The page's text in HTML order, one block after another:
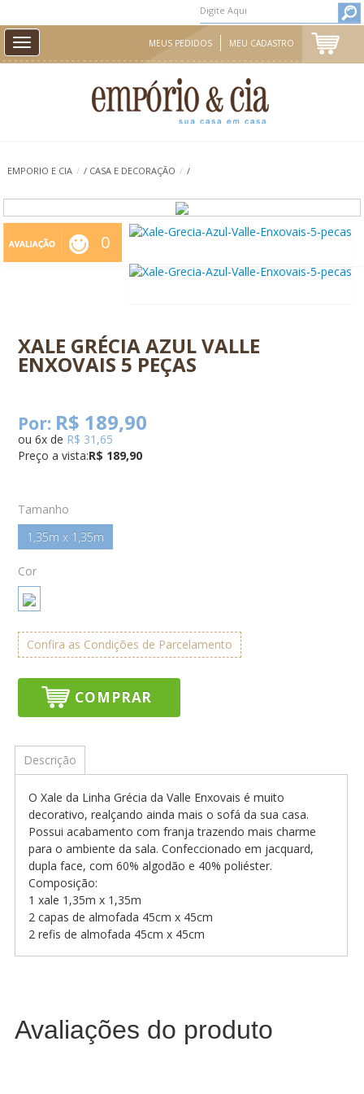
MEUS PEDIDOS MEU CADASTRO
Toggle
navigation
CASA E DECORAÇÃO
AROMAS DE AMBIENTE
PROMOÇÃO
EMPORIO E CIA / / CASA E DECORAÇÃO / /
0
XALE GRÉCIA AZUL VALLE
ENXOVAIS 5 PEÇAS
Por: R$ 189,90
ou6x de R$ 31,65
Preço a vista:R$ 189,90
Tamanho
1,35m x 1,35m
Cor
Confira as Condições de Parcelamento
COMPRAR
Descrição
O Xale da Linha Grécia da Valle Enxovais é muito
decorativo, realçando ainda mais o sofá da sua casa.
Possui acabamento com franja trazendo mais charme
para o ambiente da sala. Confeccionado em jacquard,
dupla face, com 60% algodão e 40% poliéster.
Composição:
1 xale 1,35m x 1,35m
2 capas de almofada 45cm x 45cm
2 refis de almofada 45cm x 45cm
Avaliações do produto